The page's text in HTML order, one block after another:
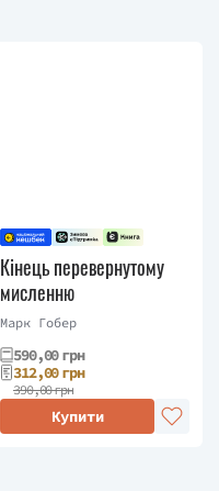
Кінець перевернутому
мисленню
Марк Гобер
590,00 грн
312,00 грн
390,00 грн
Купити